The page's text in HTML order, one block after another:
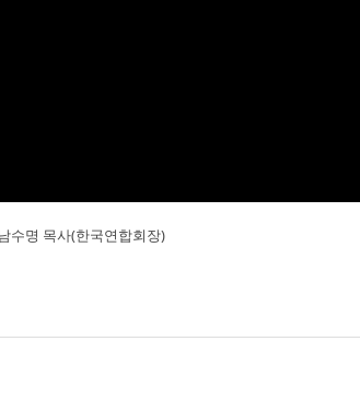
수명 목사(한국연합회장)